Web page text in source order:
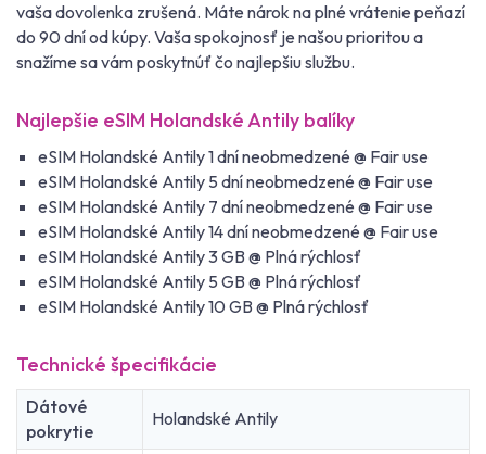
vaša dovolenka zrušená. Máte nárok na plné vrátenie peňazí
do 90 dní od kúpy. Vaša spokojnosť je našou prioritou a
snažíme sa vám poskytnúť čo najlepšiu službu.
Najlepšie eSIM Holandské Antily balíky
eSIM Holandské Antily 1 dní neobmedzené @ Fair use
eSIM Holandské Antily 5 dní neobmedzené @ Fair use
eSIM Holandské Antily 7 dní neobmedzené @ Fair use
eSIM Holandské Antily 14 dní neobmedzené @ Fair use
eSIM Holandské Antily 3 GB @ Plná rýchlosť
eSIM Holandské Antily 5 GB @ Plná rýchlosť
eSIM Holandské Antily 10 GB @ Plná rýchlosť
Technické špecifikácie
Dátové
pokrytie
Holandské Antily